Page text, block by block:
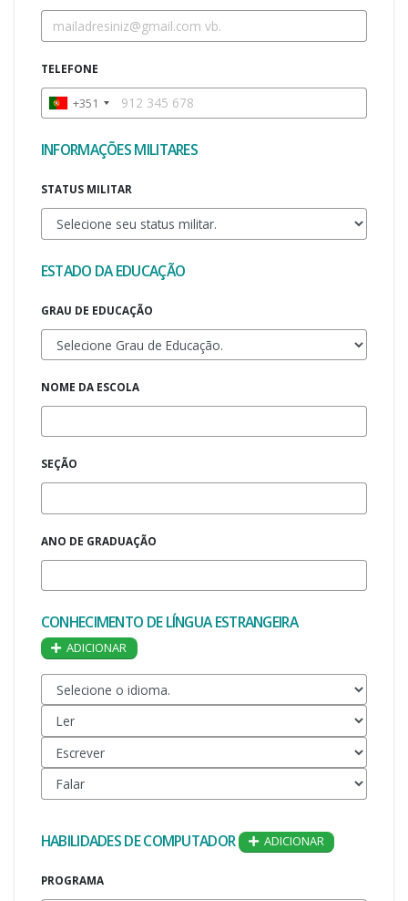
TELEFONE
+351
INFORMAÇÕES MILITARES
STATUS MILITAR
ESTADO DA EDUCAÇÃO
GRAU DE EDUCAÇÃO
NOME DA ESCOLA
SEÇÃO
ANO DE GRADUAÇÃO
CONHECIMENTO DE LÍNGUA ESTRANGEIRA
ADICIONAR
HABILIDADES DE COMPUTADOR ADICIONAR
PROGRAMA